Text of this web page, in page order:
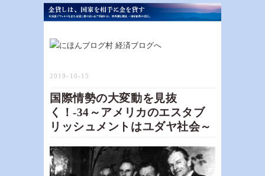
2019-10-15
国際情勢の大変動を見抜
く！-34～アメリカのエスタブ
リッシュメントはユダヤ社会～